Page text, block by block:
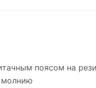
поясом на
молнию